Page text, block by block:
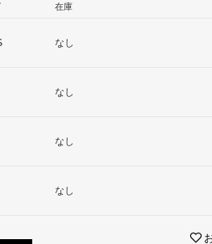
在庫
なし
なし
なし
なし